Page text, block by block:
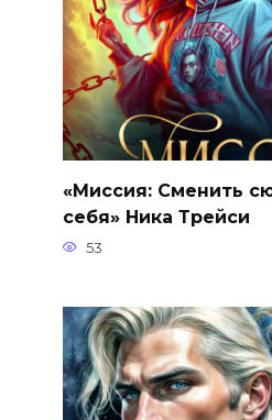
«Миссия: Сменить
себя» Ника Трейси
53